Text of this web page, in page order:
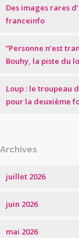
Des images rares
franceinfo
“Personne n’est
Bouhy, la piste du
Loup : le troupeau
pour la deuxième
Archives
juillet 2026
juin 2026
mai 2026